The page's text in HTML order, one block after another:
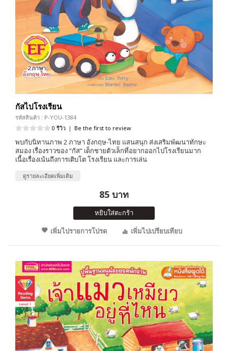
กัสไปโรงเรียน
รหัสสินค้า : P-YOU-1384
0 รีวิว | Be the first to review
พบกับนิทานภาพ 2 ภาษา อังกฤษ-ไทย แสนสนุก ส่งเสริมพัฒนาทักษะ
สมอง เรื่องราวของ “กัส” เด็กชายตัวเล็กที่อยากออกไปโรงเรียนมาก
เนื้อเรื่องเน้นถึงการเติบโต โรงเรียน และการเล่น
ดูรายละเอียดเพิ่มเติม
85 บาท
หยิบใส่ตะกร้า
เพิ่มไปรายการโปรด
เพิ่มไปเปรียบเทียบ